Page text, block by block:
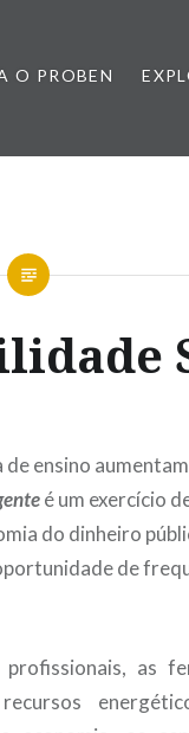
O PROBEN
ensino
é um exercício
do dinheiro
de
as